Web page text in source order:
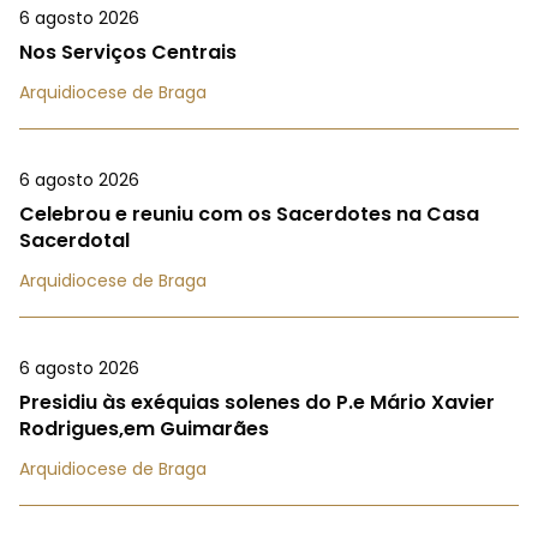
6 agosto 2026
Nos Serviços Centrais
Arquidiocese de Braga
6 agosto 2026
Celebrou e reuniu com os Sacerdotes na Casa
Sacerdotal
Arquidiocese de Braga
6 agosto 2026
Presidiu às exéquias solenes do P.e Mário Xavier
Rodrigues,em Guimarães
Arquidiocese de Braga